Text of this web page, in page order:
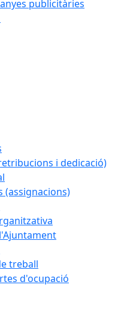
publicitàries
i dedicació)
(assignacions)
treball
d'ocupació